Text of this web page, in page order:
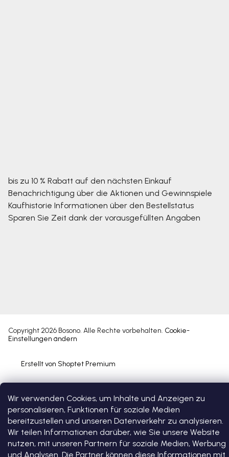
Wir verwenden Cookies, um Inhalte und Anzeigen zu
personalisieren, Funktionen für soziale Medien
bereitzustellen und unseren Datenverkehr zu analysieren.
Wir teilen Informationen darüber, wie Sie unsere Website
nutzen, mit unseren Partnern für soziale Medien, Werbung
und Analysen. Die Partner können diese Informationen mit
bis zu 10 % Rabatt auf den nächsten Einkauf
Benachrichtigung über die Aktionen und Gewinnspiele
Kaufhistorie Informationen über den Bestellstatus
Sparen Sie Zeit dank der vorausgefüllten Angaben
Erstellt von Shoptet Premium
Copyright 2026 Bosono. Alle Rechte vorbehalten. Cookie-
Einstellungen ändern